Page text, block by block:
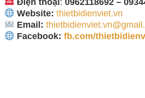
Website: thietbidienviet.vn
Email:
Facebook: fb.com/